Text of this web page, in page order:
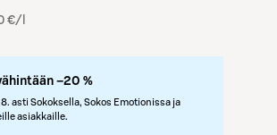
€/l
–20 %
asti Sokoksella, Sokos Emotionissa ja
asiakkaille.